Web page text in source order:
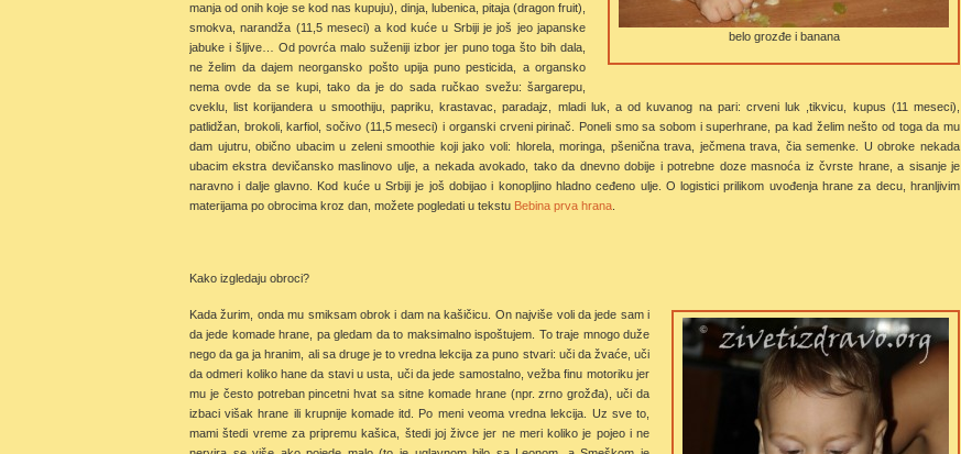
belo grozđe i banana
manja od onih koje se kod nas kupuju), dinja, lubenica, pitaja (dragon fruit),
smokva, narandža (11,5 meseci) a kod kuće u Srbiji je još jeo japanske
jabuke i šljive… Od povrća malo suženiji izbor jer puno toga što bih dala,
ne želim da dajem neorgansko pošto upija puno pesticida, a organsko
nema ovde da se kupi, tako da je do sada ručkao svežu: šargarepu,
cveklu, list korijandera u smoothiju, papriku, krastavac, paradajz, mladi luk, a od kuvanog na pari: crveni luk ,tikvicu, kupus (11 meseci),
patlidžan, brokoli, karfiol, sočivo (11,5 meseci) i organski crveni pirinač. Poneli smo sa sobom i superhrane, pa kad želim nešto od toga da mu
dam ujutru, obično ubacim u zeleni smoothie koji jako voli: hlorela, moringa, pšenična trava, ječmena trava, čia semenke. U obroke nekada
ubacim ekstra devičansko maslinovo ulje, a nekada avokado, tako da dnevno dobije i potrebne doze masnoća iz čvrste hrane, a sisanje je
naravno i dalje glavno. Kod kuće u Srbiji je još dobijao i konopljino hladno ceđeno ulje. O logistici prilikom uvođenja hrane za decu, hranljivim
materijama po obrocima kroz dan, možete pogledati u tekstu Bebina prva hrana
Kako izgledaju obroci?
Kada žurim, onda mu smiksam obrok i dam na kašičicu. On najviše voli da jede sam i
da jede komade hrane, pa gledam da to maksimalno ispoštujem. To traje mnogo duže
nego da ga ja hranim, ali sa druge je to vredna lekcija za puno stvari: uči da žvaće, uči
da odmeri koliko hane da stavi u usta, uči da jede samostalno, vežba finu motoriku jer
mu je često potreban pincetni hvat sa sitne komade hrane (npr. zrno grožđa), uči da
izbaci višak hrane ili krupnije komade itd. Po meni veoma vredna lekcija. Uz sve to,
mami štedi vreme za pripremu kašica, štedi joj živce jer ne meri koliko je pojeo i ne